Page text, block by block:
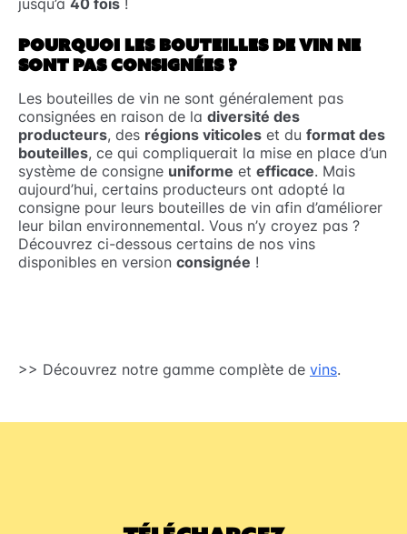
jusqu’à 40 fois !
POURQUOI LES BOUTEILLES DE VIN NE
SONT PAS CONSIGNÉES ?
Les bouteilles de vin ne sont généralement pas
consignées en raison de la diversité des
producteurs, des régions viticoles et du format des
bouteilles, ce qui compliquerait la mise en place d’un
système de consigne uniforme et efficace. Mais
aujourd’hui, certains producteurs ont adopté la
consigne pour leurs bouteilles de vin afin d’améliorer
leur bilan environnemental. Vous n’y croyez pas ?
Découvrez ci-dessous certains de nos vins
disponibles en version consignée !
>> Découvrez notre gamme complète de vins.